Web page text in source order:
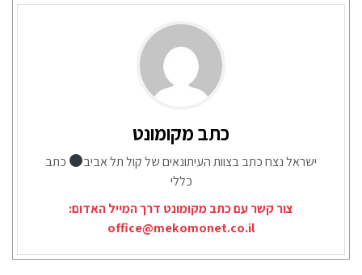
כתב מקומונט
ישראל נצח כתב בצוות העיתונאים של קול תל אביב
כתב
כללי
צור קשר עם כתב מקומונט דרך המייל האדום:
office@mekomonet.co.il